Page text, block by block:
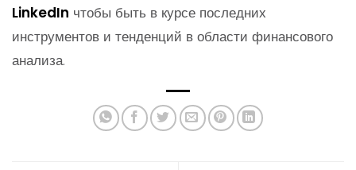
LinkedIn чтобы быть в курсе последних
инструментов и тенденций в области финансового
анализа.